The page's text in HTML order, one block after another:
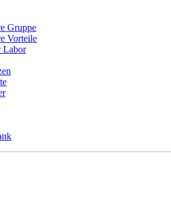
Gruppe
Vorteile
Labor